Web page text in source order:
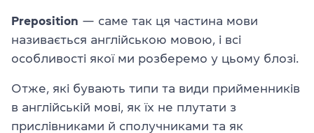
Preposition — саме так ця частина мови
називається англійською мовою, і всі
особливості якої ми розберемо у цьому блозі.
Отже, які бувають типи та види прийменників
в англійській мові, як їх не плутати з
прислівниками й сполучниками та як